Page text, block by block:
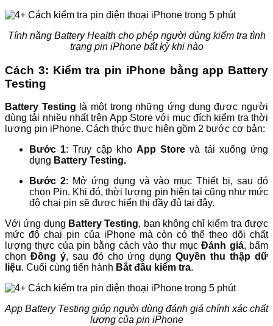
Tính năng Battery Health cho phép người dùng kiểm tra tình
trạng pin iPhone bất kỳ khi nào
Cách 3: Kiểm tra pin iPhone bằng app Battery
Testing
Battery Testing là một trong những ứng dụng được người
dùng tải nhiều nhất trên App Store với mục đích kiểm tra thời
lượng pin iPhone. Cách thức thực hiện gồm 2 bước cơ bản:
Bước 1: Truy cập khoApp Store và tải xuống ứng
dụng Battery Testing.
Bước 2: Mở ứng dụng và vào mục Thiết bị, sau đó
chọn Pin. Khi đó, thời lượng pin hiện tại cũng như mức
độ chai pin sẽ được hiển thị đầy đủ tại đây.
Với ứng dụng Battery Testing, bạn không chỉ kiểm tra được
mức độ chai pin của iPhone mà còn có thể theo dõi chất
lượng thực của pin bằng cách vào thư mụcĐánh giá, bấm
chọn Đồng ý, sau đó cho ứng dụngQuyền thu thập dữ
liệu. Cuối cùng tiến hành Bắt đầu kiểm tra.
App Battery Testing giúp người dùng đánh giá chính xác chất
lượng của pin iPhone